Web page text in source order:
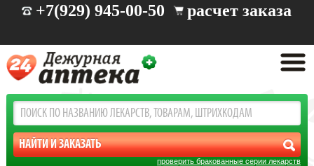
+7(929) 945-00-50 расчет заказа
проверить бракованные серии лекарств